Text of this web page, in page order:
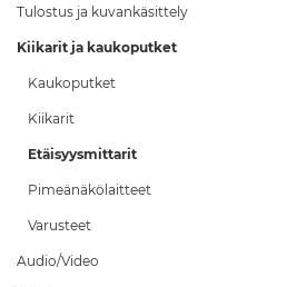
Tulostus ja kuvankäsittely
Kiikarit ja kaukoputket
Kaukoputket
Kiikarit
Etäisyysmittarit
Pimeänäkölaitteet
Varusteet
Audio/Video